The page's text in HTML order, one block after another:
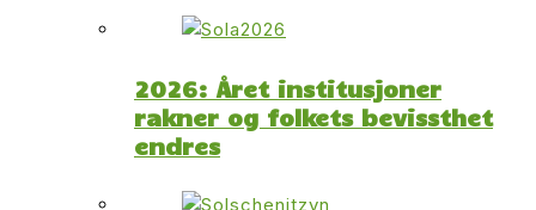
2026: Året institusjoner
rakner og folkets bevissthet
endres